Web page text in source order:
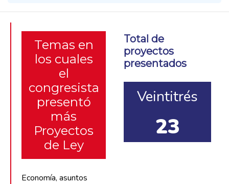
Temas en
los cuales
el
congresista
presentó
más
Proyectos
de Ley
Economía, asuntos
Total de
proyectos
presentados
Veintitrés
23